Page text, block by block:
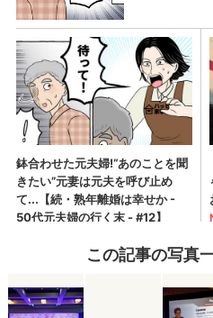
この記事の写真